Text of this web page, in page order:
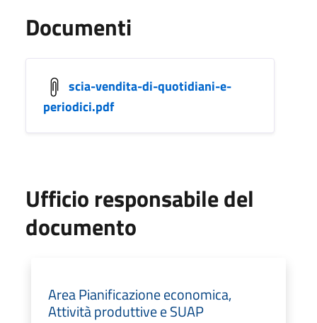
Documenti
scia-vendita-di-quotidiani-e-
periodici.pdf
Ufficio responsabile del
documento
Area Pianificazione economica,
Attività produttive e SUAP